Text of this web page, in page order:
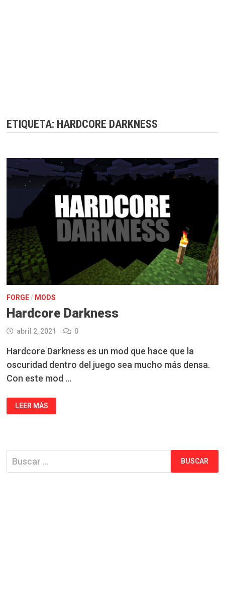
ETIQUETA: HARDCORE DARKNESS
FORGE/ MODS
Hardcore Darkness
abril 2, 2021 0
Hardcore Darkness es un mod que hace que la
oscuridad dentro del juego sea mucho más densa.
Con este mod …
HARDCORE
DARKNESS
LEER MÁS
Buscar: